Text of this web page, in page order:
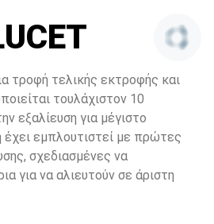
τροφή τελικής εκτροφής και
τουλάχιστον 10
εξαλίευση για μέγιστο
εμπλουτιστεί με πρώτες
σχεδιασμένες να
για να αλιευτούν σε άριστη